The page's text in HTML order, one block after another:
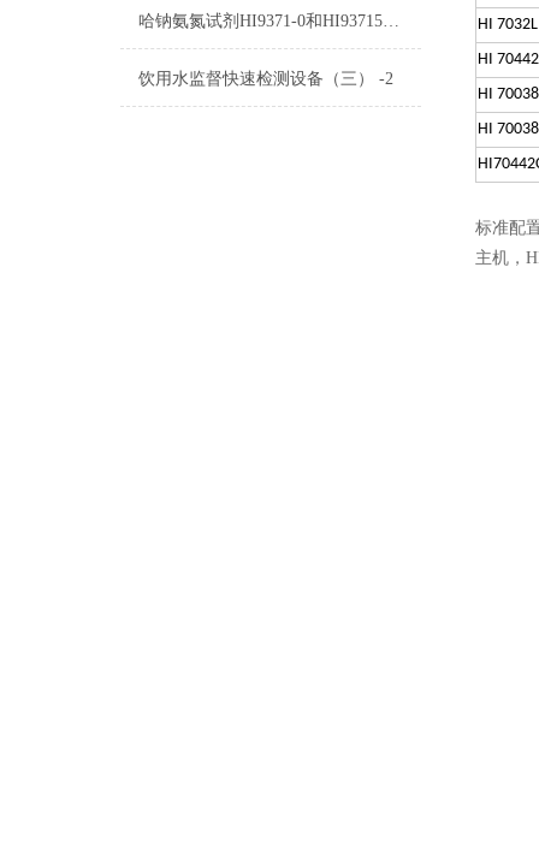
哈钠氨氮试剂HI9371-0和HI93715B-0使用方法
饮用水监督快速检测设备（三） -2
HI 7032L
HI
HI
HI
标准配
主机，